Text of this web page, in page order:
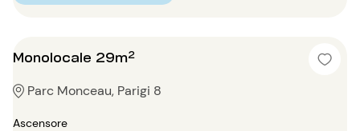
Monolocale 29m²
Parc Monceau, Parigi 8
Ascensore